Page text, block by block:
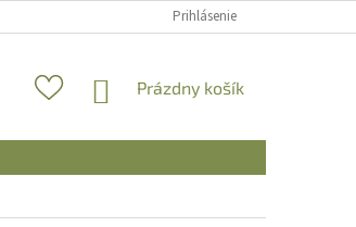
Prihlásenie
NÁKUPNÝ
Prázdny košík